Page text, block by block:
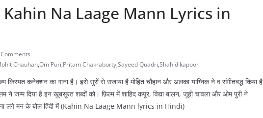
Kahin Na Laage Mann Lyrics in
Chauhan,Om Puri,Pritam Chakraborty,Sayeed Quadri,Shahid kapoor
किस्मत कनेक्शन का गाना है। इसे सुरों से सजाया है मोहित चौहान और अलका याग्निक ने व संगीतबद्ध किया है
ने जन्म दिया है इन ख़ूबसूरत शब्दों को। फ़िल्म में शाहिद कपूर, विद्या बालन, जूही चावला और ओम पुरी ने
ना लगे मन के बोल हिंदी में (Kahin Na Laage Mann lyrics in Hindi)–